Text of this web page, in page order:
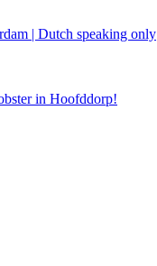
| Dutch speaking only
in Hoofddorp!